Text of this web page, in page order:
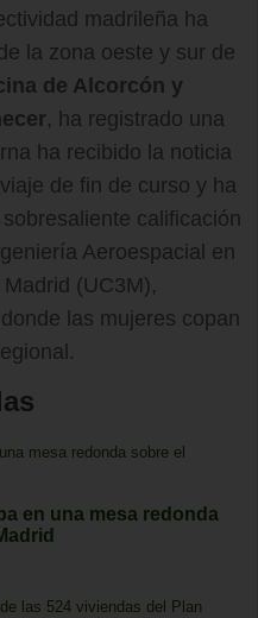
madrileña ha
la zona oeste y sur de
de Alcorcón y
, ha registrado una
ha recibido la noticia
de fin de curso y ha
calificación
Aeroespacial en
(UC3M),
las mujeres copan
en una mesa redonda